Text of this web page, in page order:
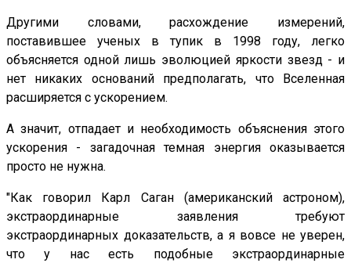
Другими словами, расхождение измерений,
поставившее ученых в тупик в 1998 году, легко
объясняется одной лишь эволюцией яркости звезд - и
нет никаких оснований предполагать, что Вселенная
расширяется с ускорением.
А значит, отпадает и необходимость объяснения этого
ускорения - загадочная темная энергия оказывается
просто не нужна.
"Как говорил Карл Саган (американский астроном),
экстраординарные заявления требуют
экстраординарных доказательств, а я вовсе не уверен,
что у нас есть подобные экстраординарные